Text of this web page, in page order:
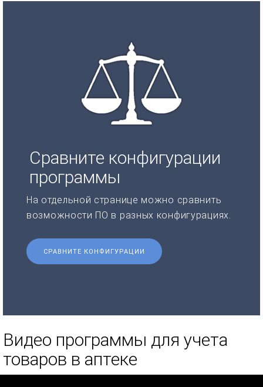
Сравните конфигурации
программы
На отдельной странице можно сравнить
возможности ПО в разных конфигурациях.
СРАВНИТЕ КОНФИГУРАЦИИ
Видео программы для учета
товаров в аптеке